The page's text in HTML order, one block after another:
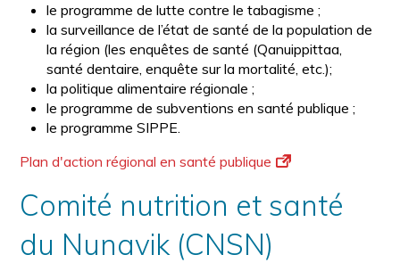
le programme de lutte contre le tabagisme ;
la surveillance de l’état de santé de la population de
la région (les enquêtes de santé (Qanuippittaa,
santé dentaire, enquête sur la mortalité, etc.);
la politique alimentaire régionale ;
le programme de subventions en santé publique ;
le programme SIPPE.
Plan d'action régional en santé publique
Comité nutrition et santé
du Nunavik (CNSN)